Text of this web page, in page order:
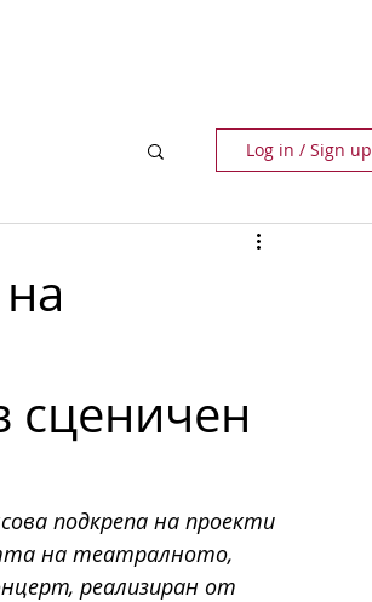
Log in / Sign up
сценичен
подкрепа на проекти
на театралното,
реализиран от